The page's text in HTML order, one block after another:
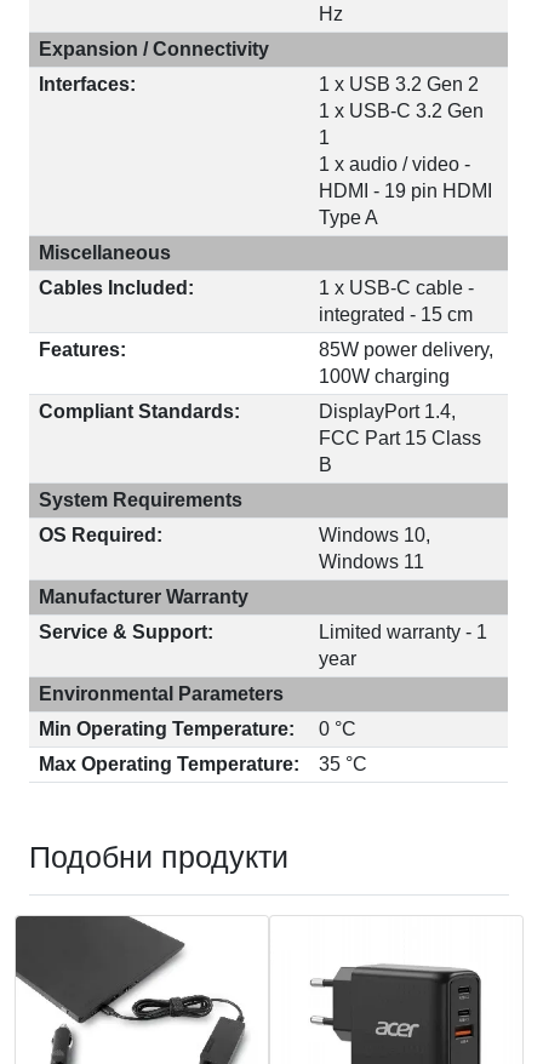
Hz
Expansion / Connectivity
Interfaces:
1 x USB 3.2 Gen 2
1 x USB-C 3.2 Gen
1
1 x audio / video -
HDMI - 19 pin HDMI
Type A
Miscellaneous
Cables Included:
1 x USB-C cable -
integrated - 15 cm
Features:
85W power delivery,
100W charging
Compliant Standards:
DisplayPort 1.4,
FCC Part 15 Class
B
System Requirements
OS Required:
Windows 10,
Windows 11
Manufacturer Warranty
Service & Support:
Limited warranty - 1
year
Environmental Parameters
Min Operating Temperature:
0 °C
Max Operating Temperature:
35 °C
Подобни продукти